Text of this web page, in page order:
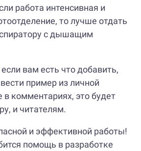
работа интенсивная и
то лучше отдать
с дышащим
вам есть что добавить,
пример из личной
в комментариях, это будет
и читателям.
и эффективной работы!
помощь в разработке